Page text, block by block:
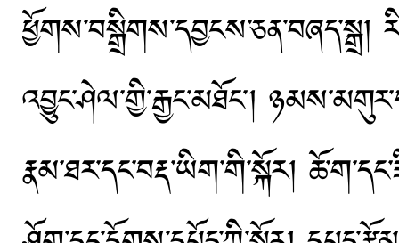
ཕྱོགས་བསྒྲིགས་དབྱངས་ཅན་བཞད་སྒྲ།
འབྱུང་ཤེལ་གྱི་རྒྱང་མཐོང༌།
རྣམ་ཐར་དང་བརྡ་ཡིག་གི་སྐོར།